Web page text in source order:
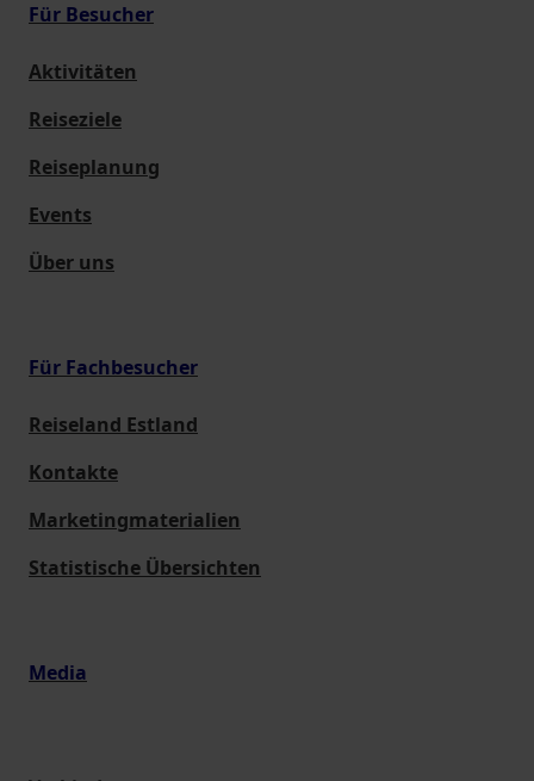
Für Besucher
Aktivitäten
Reiseziele
Reiseplanung
Events
Über uns
Für Fachbesucher
Reiseland Estland
Kontakte
Marketingmaterialien
Statistische Übersichten
Media